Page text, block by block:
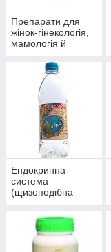
Препарати для
жінок-гінекологія,
мамологія й
Ендокринна
система
(щизоподібна
діабет)